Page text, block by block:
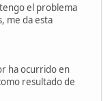
el problema
me da esta
ha ocurrido en
resultado de